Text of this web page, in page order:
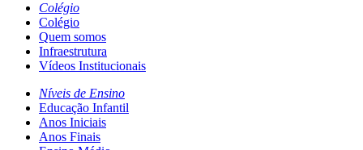
Colégio
Colégio
Quem somos
Infraestrutura
Vídeos Institucionais
Níveis de Ensino
Educação Infantil
Anos Iniciais
Anos Finais